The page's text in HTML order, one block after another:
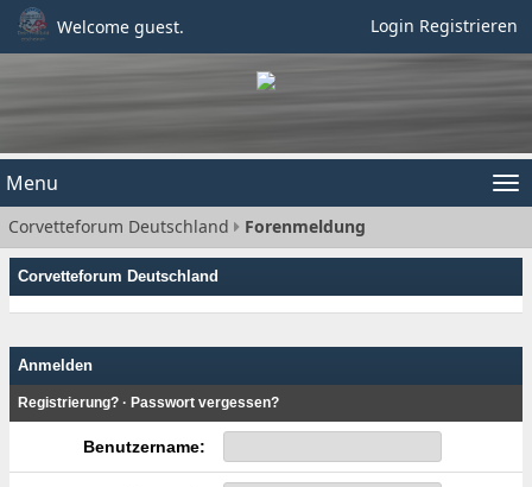
Welcome guest. Login Registrieren
Menu
Corvetteforum Deutschland Forenmeldung
Corvetteforum Deutschland
Anmelden
Registrierung? · Passwort vergessen?
Benutzername: